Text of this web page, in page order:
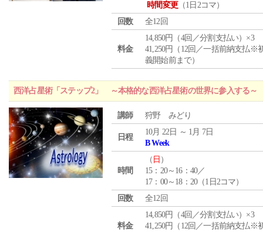
時間変更（1日2コマ）
回数
全12回
料金
14,850円（4回／分割支払い）×3
41,250円（12回／一括前納支払※
義開始前まで）
西洋占星術「ステップ2」 ～本格的な西洋占星術の世界に参入する～
講師 狩野 みどり
日程
10月 22日 ～ 1月 7日
B Week
時間
（ 日 ）
15：20～16：40／
17：00～18：20（1日2コマ）
回数
全12回
料金
14,850円（4回／分割支払い）×3
41,250円（12回／一括前納支払※